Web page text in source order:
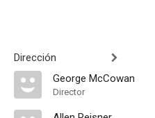
Dirección
George McCowan
Director